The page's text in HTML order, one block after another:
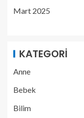
Mart 2025
KATEGORI
Anne
Bebek
Bilim